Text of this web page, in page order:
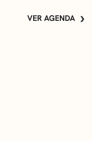
VER AGENDA